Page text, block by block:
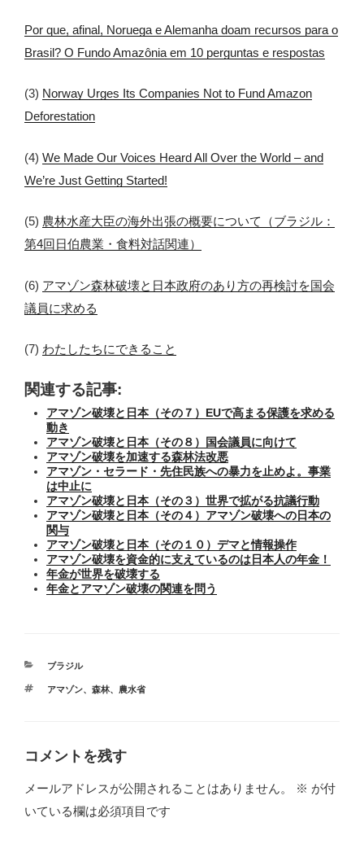
Por que, afinal, Noruega e Alemanha doam recursos para o
Brasil? O Fundo Amazônia em 10 perguntas e respostas
(3) Norway Urges Its Companies Not to Fund Amazon
Deforestation
(4) We Made Our Voices Heard All Over the World – and
We’re Just Getting Started!
(5) 農林水産大臣の海外出張の概要について（ブラジル：
第4回日伯農業・食料対話関連）
(6) アマゾン森林破壊と日本政府のあり方の再検討を国会
議員に求める
(7) わたしたちにできること
関連する記事:
アマゾン破壊と日本（その７）EUで高まる保護を求める
動き
アマゾン破壊と日本（その８）国会議員に向けて
アマゾン破壊を加速する森林法改悪
アマゾン・セラード・先住民族への暴力を止めよ。事業
は中止に
アマゾン破壊と日本（その３）世界で拡がる抗議行動
アマゾン破壊と日本（その４）アマゾン破壊への日本の
関与
アマゾン破壊と日本（その１０）デマと情報操作
アマゾン破壊を資金的に支えているのは日本人の年金！
年金が世界を破壊する
年金とアマゾン破壊の関連を問う
カ
ゴ
ブラジル
タ
アマゾン、 森林、 農水省
コメントを残す
メールアドレスが公開されることはありません。 ※ が付
いている欄は必須項目です